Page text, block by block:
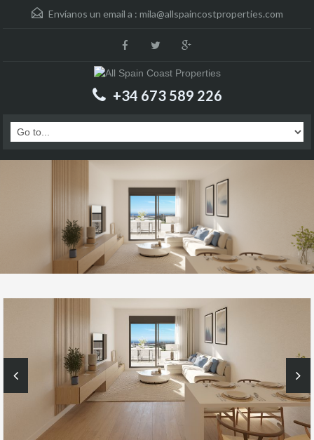
Envíanos un email a : mila@allspaincostproperties.com
+34 673 589 226